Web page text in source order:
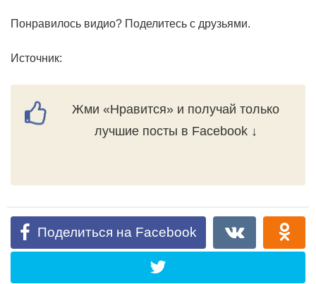
Понравилось видио? Поделитесь с друзьями.
Источник:
Жми «Нравится» и получай только
лучшие посты в Facebook ↓
Поделиться на Facebook